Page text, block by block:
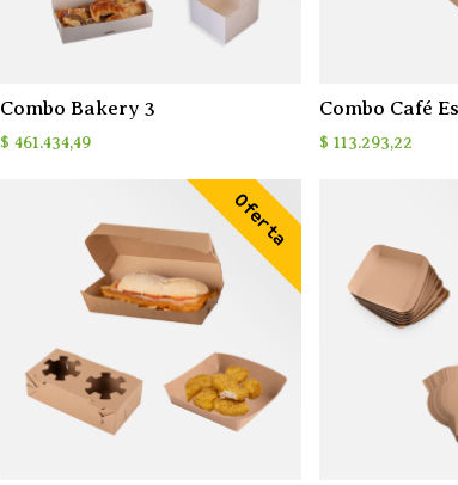
Combo Bakery 3
$ 461.434,49
Combo Café
$ 113.293,22
Oferta